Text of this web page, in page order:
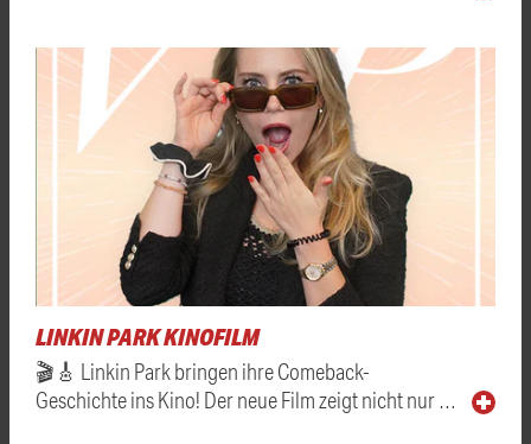
LINKIN PARK KINOFILM
🎬🎸 Linkin Park bringen ihre Comeback-
Geschichte ins Kino! Der neue Film zeigt nicht nur …